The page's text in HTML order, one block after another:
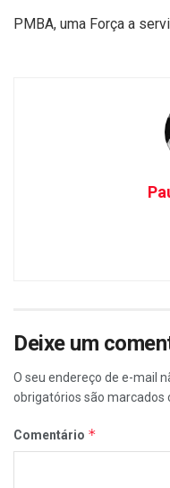
PMBA, uma Força a
Deixe um
O seu endereço de e-mail
obrigatórios são marcados
Comentário *